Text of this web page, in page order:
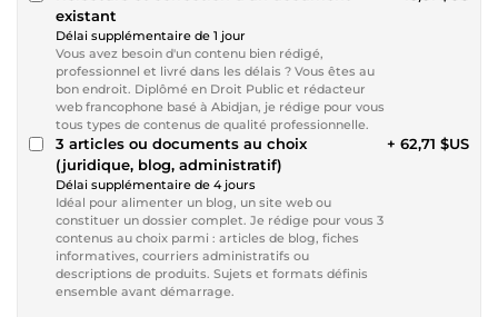
existant
Délai supplémentaire de 1 jour
Vous avez besoin d'un contenu bien rédigé,
professionnel et livré dans les délais ? Vous êtes au
bon endroit. Diplômé en Droit Public et rédacteur
web francophone basé à Abidjan, je rédige pour vous
tous types de contenus de qualité professionnelle.
3 articles ou documents au choix
(juridique, blog, administratif)
Délai supplémentaire de 4 jours
Idéal pour alimenter un blog, un site web ou
constituer un dossier complet. Je rédige pour vous 3
contenus au choix parmi : articles de blog, fiches
informatives, courriers administratifs ou
descriptions de produits. Sujets et formats définis
ensemble avant démarrage.
+ 62,71 $US